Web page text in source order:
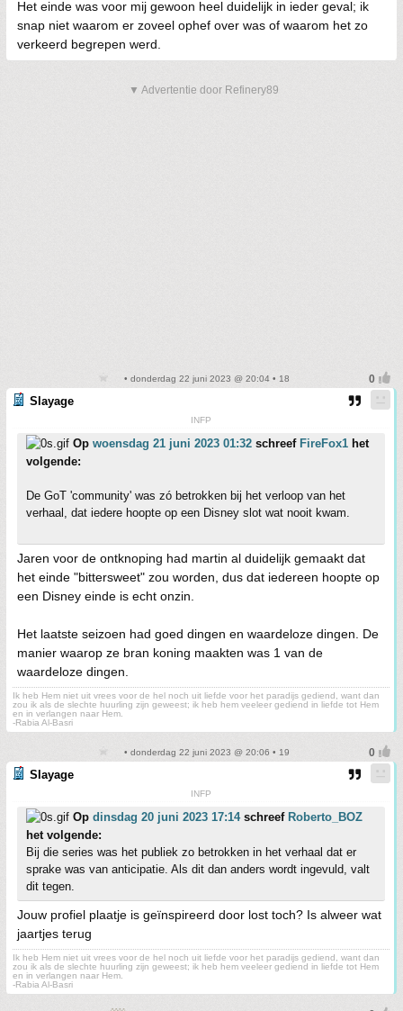
Het einde was voor mij gewoon heel duidelijk in ieder geval; ik
snap niet waarom er zoveel ophef over was of waarom het zo
verkeerd begrepen werd.
▼ Advertentie door Refinery89
• donderdag 22 juni 2023 @ 20:04 • 18
Slayage
INFP
Op woensdag 21 juni 2023 01:32 schreef FireFox1 het
volgende:
De GoT 'community' was zó betrokken bij het verloop van het
verhaal, dat iedere hoopte op een Disney slot wat nooit kwam.
Jaren voor de ontknoping had martin al duidelijk gemaakt dat
het einde "bittersweet" zou worden, dus dat iedereen hoopte op
een Disney einde is echt onzin.
Het laatste seizoen had goed dingen en waardeloze dingen. De
manier waarop ze bran koning maakten was 1 van de
waardeloze dingen.
Ik heb Hem niet uit vrees voor de hel noch uit liefde voor het paradijs gediend, want dan
zou ik als de slechte huurling zijn geweest; ik heb hem veeleer gediend in liefde tot Hem
en in verlangen naar Hem.
-Rabia Al-Basri
• donderdag 22 juni 2023 @ 20:06 • 19
Slayage
INFP
Op dinsdag 20 juni 2023 17:14schreef Roberto_BOZ
het volgende:
Bij die series was het publiek zo betrokken in het verhaal dat er
sprake was van anticipatie. Als dit dan anders wordt ingevuld, valt
dit tegen.
Jouw profiel plaatje is geïnspireerd door lost toch? Is alweer wat
jaartjes terug
Ik heb Hem niet uit vrees voor de hel noch uit liefde voor het paradijs gediend, want dan
zou ik als de slechte huurling zijn geweest; ik heb hem veeleer gediend in liefde tot Hem
en in verlangen naar Hem.
-Rabia Al-Basri